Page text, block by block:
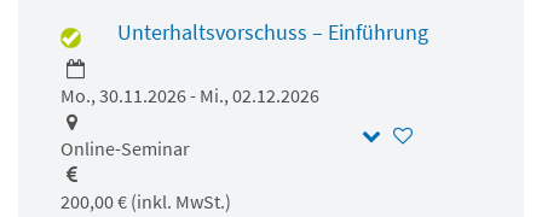
Unterhaltsvorschuss – Einführung
Mo., 30.11.2026 - Mi., 02.12.2026
Online-Seminar
200,00 € (inkl. MwSt.)